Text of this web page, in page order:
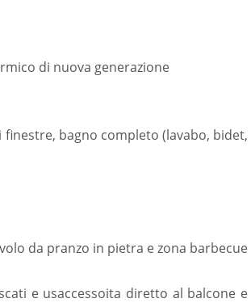
di nuova generazione
bagno completo (lavabo, bidet,
da pranzo in pietra e zona barbecue
e usaccessoita diretto al balcone e